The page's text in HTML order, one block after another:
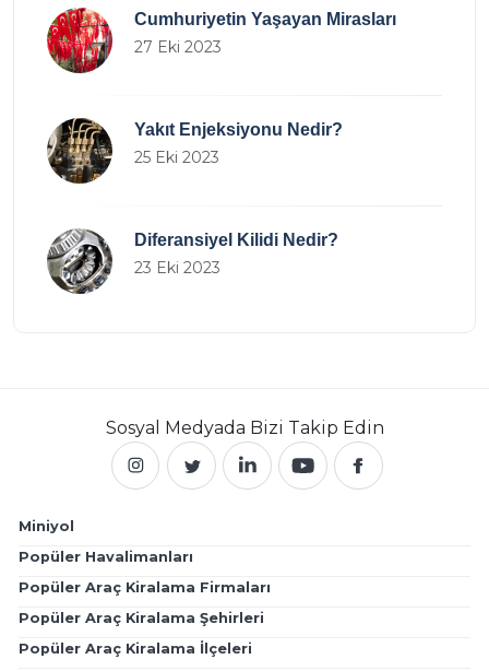
Cumhuriyetin Yaşayan Mirasları
27 Eki 2023
Yakıt Enjeksiyonu Nedir?
25 Eki 2023
Diferansiyel Kilidi Nedir?
23 Eki 2023
Sosyal Medyada Bizi Takip Edin
Miniyol
Popüler Havalimanları
Popüler Araç Kiralama Firmaları
Popüler Araç Kiralama Şehirleri
Popüler Araç Kiralama İlçeleri